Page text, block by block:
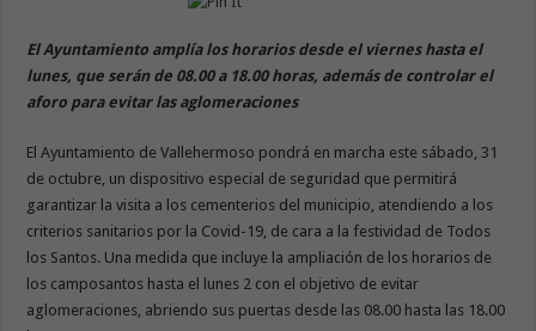
El Ayuntamiento amplía los horarios desde el viernes hasta el
lunes, que serán de 08.00 a 18.00 horas, además de controlar el
aforo para evitar las aglomeraciones
El Ayuntamiento de Vallehermoso pondrá en marcha este sábado, 31
de octubre, un dispositivo especial de seguridad que permitirá
garantizar la visita a los cementerios del municipio, atendiendo a los
criterios sanitarios por la Covid-19, de cara a la festividad de Todos
los Santos. Una medida que incluye la ampliación de los horarios de
los camposantos hasta el lunes 2 con el objetivo de evitar
aglomeraciones, abriendo sus puertas desde las 08.00 hasta las 18.00